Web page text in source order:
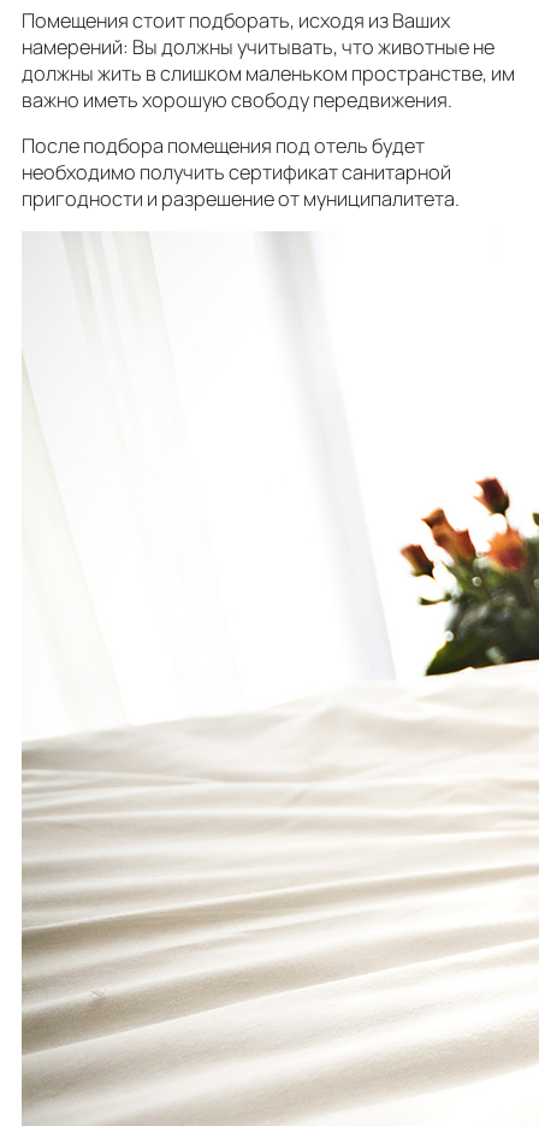
Помещения стоит подборать, исходя из Ваших
намерений: Вы должны учитывать, что животные не
должны жить в слишком маленьком пространстве, им
важно иметь хорошую свободу передвижения.
После подбора помещения под отель будет
необходимо получить сертификат санитарной
пригодности и разрешение от муниципалитета.